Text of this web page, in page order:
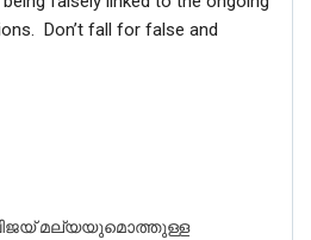
Don’t fall for false and
മല്യയുമൊത്തുള്ള